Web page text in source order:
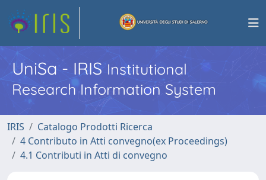
UniSa - IRISInstitutional
Research Information System
IRIS
Catalogo Prodotti Ricerca
4 Contributo in Atti convegno(ex Proceedings)
4.1 Contributi in Atti di convegno